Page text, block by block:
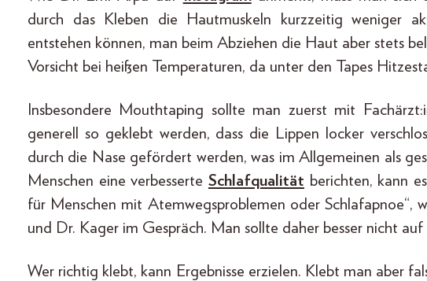
durch das Kleben die Hautmuskeln kurzzeitig weniger
entstehen können, man beim Abziehen die Haut aber stets
Vorsicht bei heißen Temperaturen, da unter den Tapes
Insbesondere Mouthtaping sollte man zuerst mit
generell so geklebt werden, dass die Lippen locker
durch die Nase gefördert werden, was im Allgemeinen als
Menschen eine verbesserte Schlafqualität berichten, kann
für Menschen mit Atemwegsproblemen oder Schlafapnoe“,
und Dr. Kager im Gespräch. Man sollte daher besser nicht
Wer richtig klebt, kann Ergebnisse erzielen. Klebt man aber